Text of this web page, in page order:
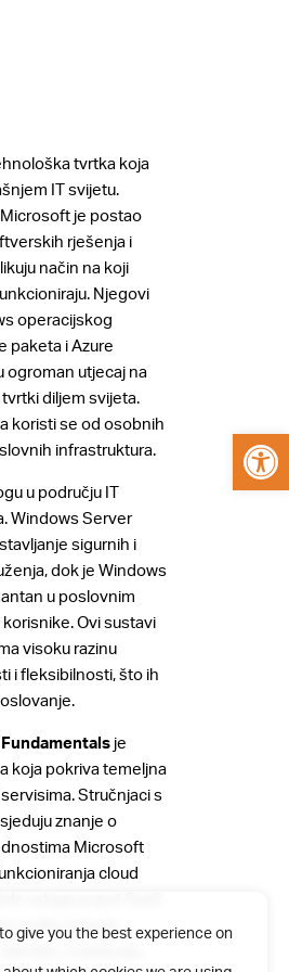
tvrtka koja
IT svijetu.
je postao
rješenja i
način na koji
Njegovi
operacijskog
paketa i Azure
ogroman utjecaj na
diljem svijeta.
koristi se od osobnih
infrastruktura.
u području IT
Windows Server
sigurnih i
dok je Windows
u poslovnim
Ovi sustavi
visoku razinu
i fleksibilnosti, što ih
je
koja pokriva temeljna
servisima. Stručnjaci s
znanje o
Microsoft
cloud
usluga poput SaaS
razliku između
ovladavaju
give you the best experience on